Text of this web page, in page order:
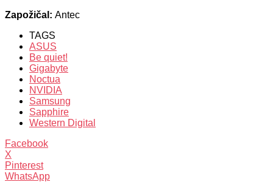
Zapožičal: Antec
TAGS
ASUS
Be quiet!
Gigabyte
Noctua
NVIDIA
Samsung
Sapphire
Western Digital
Facebook
X
Pinterest
WhatsApp